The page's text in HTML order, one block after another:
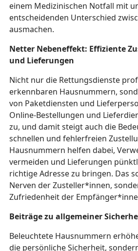
einem Medizinischen Notfall mit
entscheidenden Unterschied
ausmachen.
Netter Nebeneffekt: Effiziente
und Lieferungen
Nicht nur die Rettungsdienste
erkennbaren Hausnummern,
von Paketdiensten und
Online-Bestellungen und
zu, und damit steigt auch die
schnellen und fehlerfreien
Hausnummern helfen dabei,
vermeiden und Lieferungen
richtige Adresse zu bringen. Das
Nerven der Zusteller*innen,
Zufriedenheit der
Beiträge zu allgemeiner
Beleuchtete Hausnummern
die persönliche Sicherheit,